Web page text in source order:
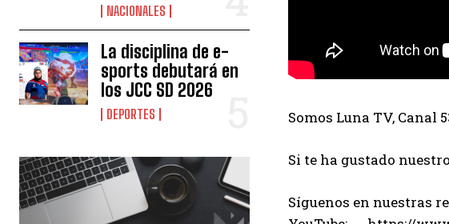
NACIONALES
La disciplina de e-
sports debutará en
los JCC SD 2026
DEPORTES Somos Luna TV, Canal
Si te ha gustado
Síguenos en nuestras